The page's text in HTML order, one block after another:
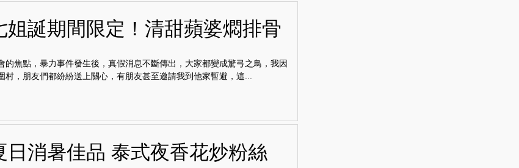
誕期間限定！清甜蘋婆燜排骨
的焦點，暴力事件發生後，真假消息不斷傳出，大家都變成驚弓之鳥，我因
村，朋友們都紛紛送上關心，有朋友甚至邀請我到他家暫避，這...
消暑佳品 泰式夜香花炒粉絲